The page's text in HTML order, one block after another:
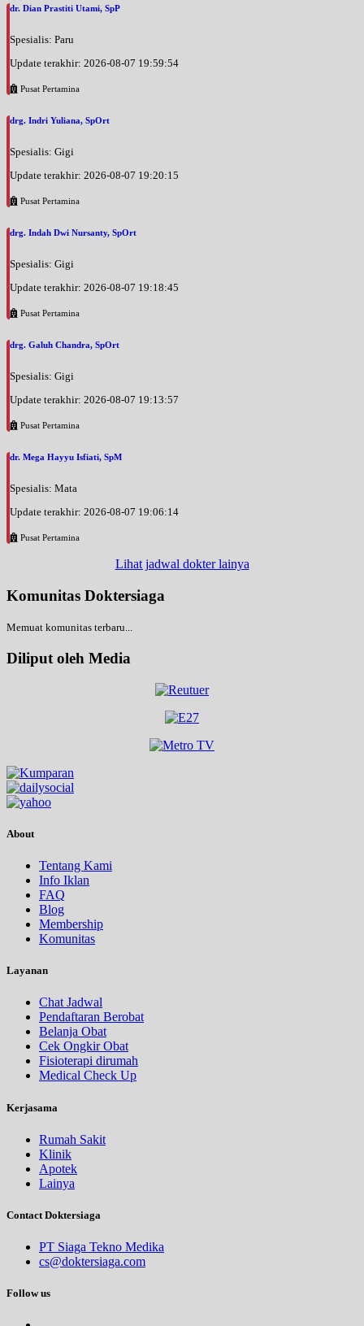
dr. Dian Prastiti Utami, SpP
Spesialis: Paru
Update terakhir: 2026-08-07 19:59:54
Pusat Pertamina
drg. Indri Yuliana, SpOrt
Spesialis: Gigi
Update terakhir: 2026-08-07 19:20:15
Pusat Pertamina
drg. Indah Dwi Nursanty, SpOrt
Spesialis: Gigi
Update terakhir: 2026-08-07 19:18:45
Pusat Pertamina
drg. Galuh Chandra, SpOrt
Spesialis: Gigi
Update terakhir: 2026-08-07 19:13:57
Pusat Pertamina
dr. Mega Hayyu Isfiati, SpM
Spesialis: Mata
Update terakhir: 2026-08-07 19:06:14
Pusat Pertamina
Lihat jadwal dokter lainya
Komunitas Doktersiaga
Memuat komunitas terbaru...
Diliput oleh Media
About
Tentang Kami
Info Iklan
FAQ
Blog
Membership
Komunitas
Layanan
Chat Jadwal
Pendaftaran Berobat
Belanja Obat
Cek Ongkir Obat
Fisioterapi dirumah
Medical Check Up
Kerjasama
Rumah Sakit
Klinik
Apotek
Lainya
Contact Doktersiaga
PT Siaga Tekno Medika
cs@doktersiaga.com
Follow us